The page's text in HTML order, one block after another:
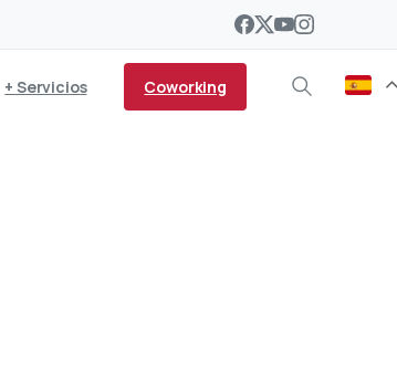
+ Servicios Coworking